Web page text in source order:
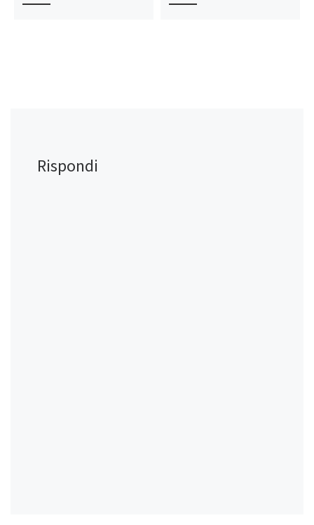
Rispondi